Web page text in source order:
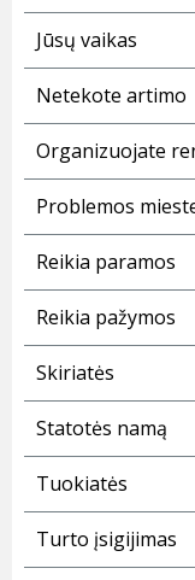
Jūsų vaikas
Netekote artimo
Organizuojate
Problemos
Reikia paramos
Reikia pažymos
Skiriatės
Statotės namą
Tuokiatės
Turto įsigijimas